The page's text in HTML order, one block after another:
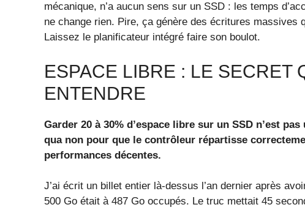
mécanique, n’a aucun sens sur un SSD : les temps
ne change rien. Pire, ça génère des écritures
Laissez le planificateur intégré faire son boulot.
ESPACE LIBRE : LE SECRET
ENTENDRE
Garder 20 à 30% d’espace libre sur un SSD n’est
qua non pour que le contrôleur répartisse
performances décentes.
J’ai écrit un billet entier là-dessus l’an dernier après
500 Go était à 487 Go occupés. Le truc mettait 45